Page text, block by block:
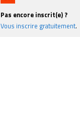
Pas encore inscrit(e) ?
Vous inscrire gratuitement.